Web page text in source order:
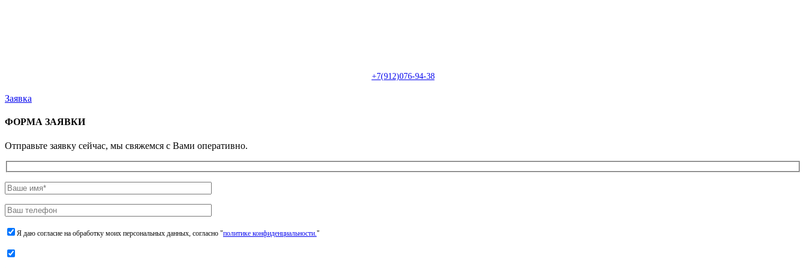
+7(912)076-94-38
Заявка
ФОРМА ЗАЯВКИ
Отправьте заявку сейчас, мы свяжемся с Вами оперативно.
Я даю согласие на обработку моих персональных данных, согласно "политике конфиденциальности."